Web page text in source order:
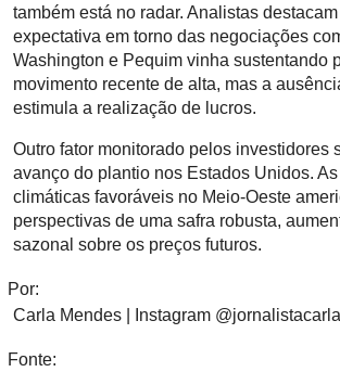
também está no radar. Analistas
expectativa em torno das negociações
Washington e Pequim vinha sustentando
movimento recente de alta, mas a
estimula a realização de lucros.
Outro fator monitorado pelos investidores
avanço do plantio nos Estados Unidos.
climáticas favoráveis no Meio-Oeste
perspectivas de uma safra robusta,
sazonal sobre os preços futuros.
Por:
Carla Mendes | Instagram
Fonte: